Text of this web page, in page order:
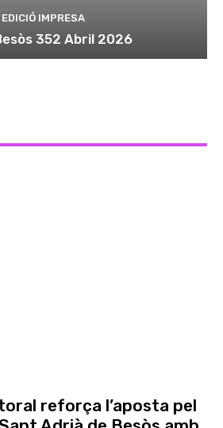
EDICIÓ IMPRESA
352 Abril 2026
reforça l’aposta pel